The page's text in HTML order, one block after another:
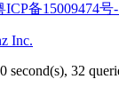
ICP备15009474号
Inc.
second(s), 32